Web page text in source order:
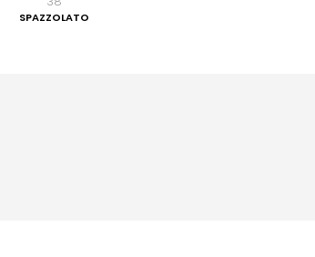
SPAZZOLATO